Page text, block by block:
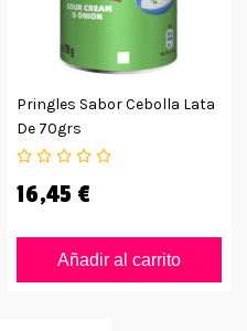
Pringles Sabor Cebolla Lata
De 70grs
16,45 €
Añadir al carrito